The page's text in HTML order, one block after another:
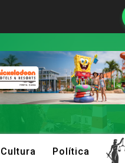
Cultura Política